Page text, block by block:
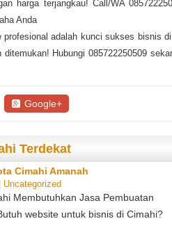
harga terjangkau! Call/WA
Anda
adalah kunci sukses bisnis
Hubungi 085722250509
Google+
Terdekat
Cimahi Amanah
Uncategorized
Membutuhkan Jasa Pembuatan
website untuk bisnis di Cimahi?